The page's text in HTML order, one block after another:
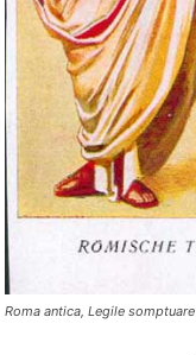
Roma antica, Legile somptuare